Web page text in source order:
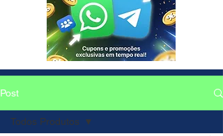
Post
Todos Produtos